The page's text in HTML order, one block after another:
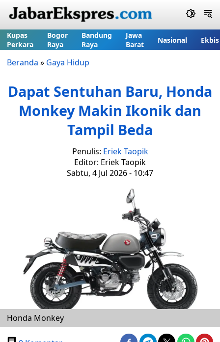
Kupas
Perkara
Bogor
Raya
Bandung
Raya
Jawa
Barat
Nasional Ekbis
Beranda » Gaya Hidup
Dapat Sentuhan Baru, Honda
Monkey Makin Ikonik dan
Tampil Beda
Penulis: Eriek Taopik
Editor: Eriek Taopik
Sabtu, 4 Jul 2026 - 10:47
Honda Monkey